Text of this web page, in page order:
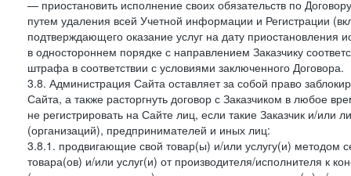
— приостановить исполнение своих обязательств по
путем удаления всей Учетной информации и Регистрации
подтверждающего оказание услуг на дату приостановления
в одностороннем порядке с направлением Заказчику
штрафа в соответствии с условиями заключенного Договора.
3.8. Администрация Сайта оставляет за собой право
Сайта, а также расторгнуть договор с Заказчиком в любое
не регистрировать на Сайте лиц, если такие Заказчик и/
(организаций), предпринимателей и иных лиц:
3.8.1. продвигающие свой товар(ы) и/или услугу(и) методом
товара(ов) и/или услуг(и) от производителя/исполнителя к